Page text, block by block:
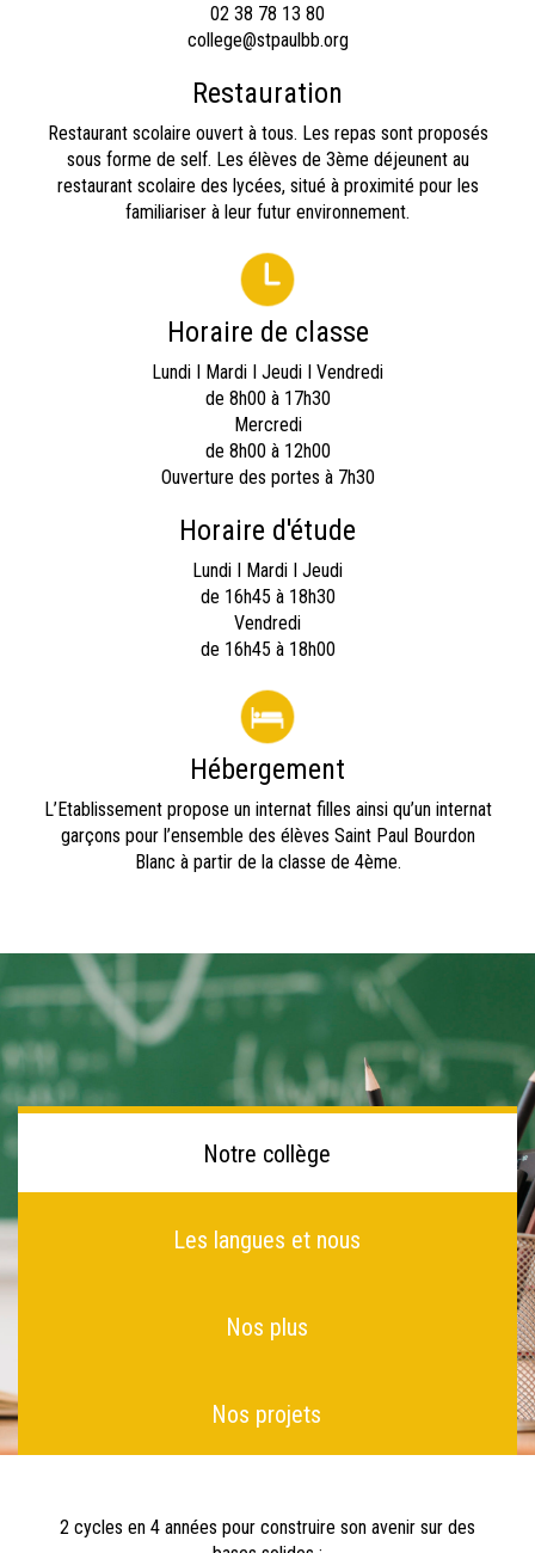
02 38 78 13 80
college@stpaulbb.org
Restauration
Restaurant scolaire ouvert à tous. Les repas sont proposés
sous forme de self. Les élèves de 3ème déjeunent au
restaurant scolaire des lycées, situé à proximité pour les
familiariser à leur futur environnement.
Horaire de classe
Lundi I Mardi I Jeudi I Vendredi
de 8h00 à 17h30
Mercredi
de 8h00 à 12h00
Ouverture des portes à 7h30
Horaire d'étude
Lundi I Mardi I Jeudi
de 16h45 à 18h30
Vendredi
de 16h45 à 18h00
Hébergement
L’Etablissement propose un internat filles ainsi qu’un internat
garçons pour l’ensemble des élèves Saint Paul Bourdon
Blanc à partir de la classe de 4ème.
Notre collège
Les langues et nous
Nos plus
Nos projets
2 cycles en 4 années pour construire son avenir sur des